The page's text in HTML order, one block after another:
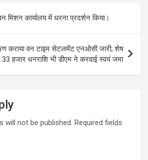
मिशन कार्यालय में धरना प्रदर्शन किया।
कराया वन टाइम सेटलमेंट एनओसी जारी; शेष
33 हजार धनराशि भी डीएम ने करवाई स्वयं जमा
will not be published. Required fields